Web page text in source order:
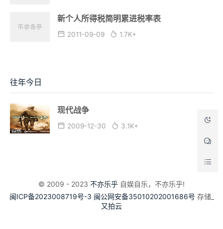
新个人所得税简明累进税率表
2011-09-09 1.7K+
往年今日
现代战争
2009-12-30 3.1K+
© 2009 - 2023 不亦乐乎 自娱自乐，不亦乐乎!
闽ICP备2023008719号-3 闽公网安备35010202001686号 存储_
又拍云